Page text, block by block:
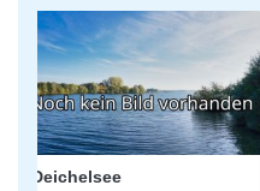
Deichelsee